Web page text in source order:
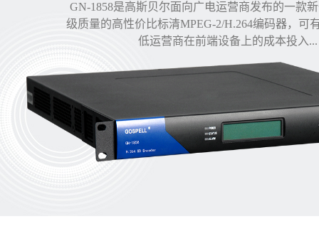
GN-1858是高斯贝尔面向广电运营商发布的一款
级质量的高性价比标清MPEG-2/H.264编码器，可
低运营商在前端设备上的成本投入...